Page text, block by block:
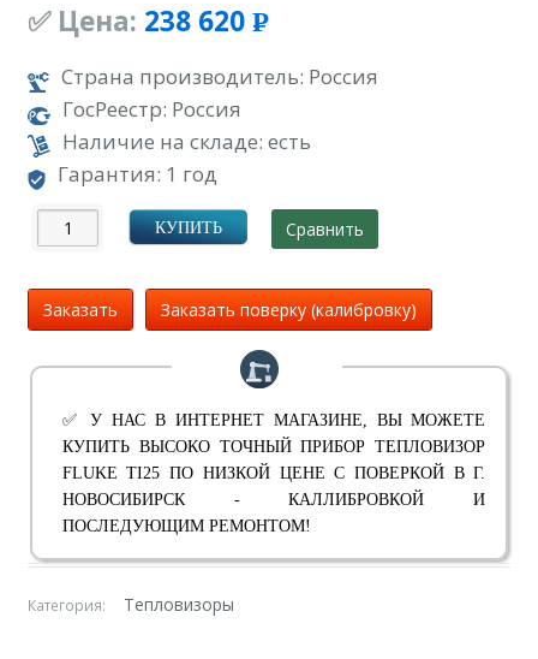
✅ Цена: 238 620 Р
УБ.
Страна производитель: Россия
ГосРеестр: Россия
Наличие на складе: есть
Гарантия: 1 год
КУПИТЬ Сравнить
Заказать Заказать поверку (калибровку)
✅ У НАС В ИНТЕРНЕТ МАГАЗИНЕ, ВЫ МОЖЕТЕ
КУПИТЬ ВЫСОКО ТОЧНЫЙ ПРИБОР ТЕПЛОВИЗОР
FLUKE TI25 ПО НИЗКОЙ ЦЕНЕ С ПОВЕРКОЙ В Г.
НОВОСИБИРСК - КАЛЛИБРОВКОЙ И
ПОСЛЕДУЮЩИМ РЕМОНТОМ!
Категория: Тепловизоры